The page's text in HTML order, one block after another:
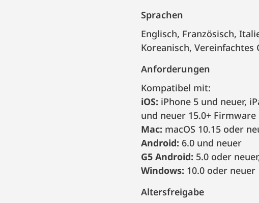
Sprachen
Englisch, Französisch, Italienisch, Deutsch, Spanisch, Portugiesisch (Brasilien), Russisch,
Koreanisch, Vereinfachtes
Anforderungen
Kompatibel mit:
iOS: iPhone 5 und neuer,
und neuer 15.0+ Firmware
Mac: macOS 10.15 oder
Android: 6.0 und neuer
G5 Android: 5.0 oder
Windows: 10.0 oder neuer
Altersfreigabe